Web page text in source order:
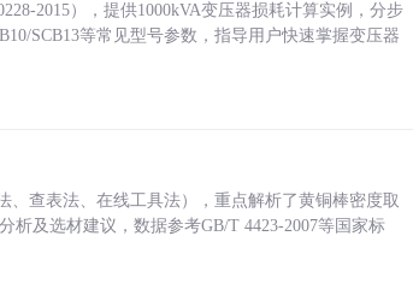
2015），提供1000kVA变压器损耗计算实例，分步
SCB13等常见型号参数，指导用户快速掌握变压器
查表法、在线工具法），重点解析了黄铜棒密度取
析及选材建议，数据参考GB/T 4423-2007等国家标